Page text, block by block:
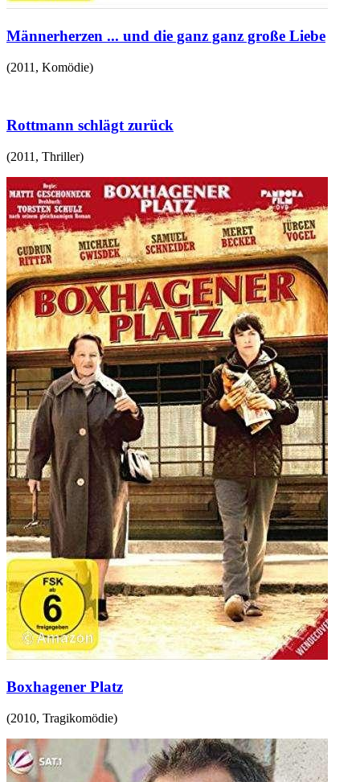
Männerherzen ... und die ganz ganz große Liebe
(2011 , Komödie)
Rottmann schlägt zurück
(2011 , Thriller)
Boxhagener Platz
(2010, Tragikomödie)